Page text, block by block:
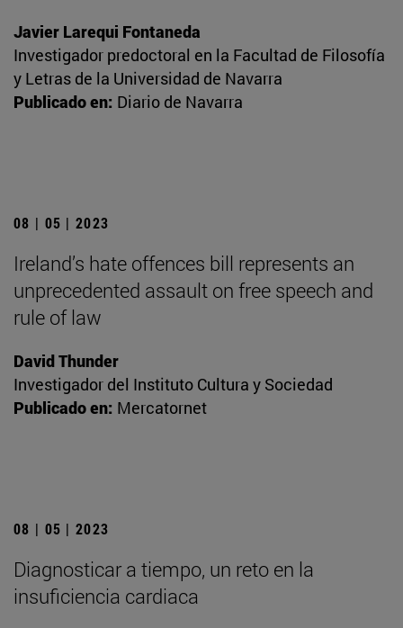
Javier Larequi Fontaneda
Investigador predoctoral en la Facultad de Filosofía
y Letras de la Universidad de Navarra
Publicado en: Diario de Navarra
08 | 05 | 2023
Ireland’s hate offences bill represents an
unprecedented assault on free speech and
rule of law
David Thunder
Investigador del Instituto Cultura y Sociedad
Publicado en: Mercatornet
08 | 05 | 2023
Diagnosticar a tiempo, un reto en la
insuficiencia cardiaca